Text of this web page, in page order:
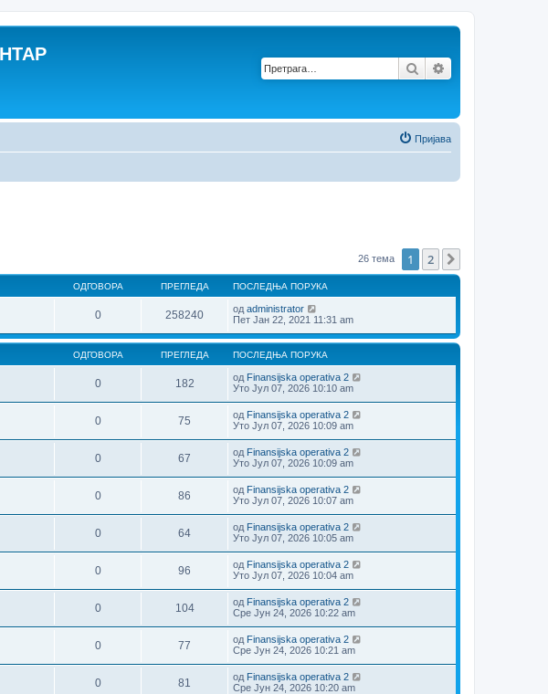
Претрага
Пријава
26 тема 1 2
ОДГОВОРА ПРЕГЛЕДА ПОСЛЕДЊА ПОРУКА
0 258240 од administrator
Пет Јан 22, 2021 11:31 am
ОДГОВОРА ПРЕГЛЕДА ПОСЛЕДЊА ПОРУКА
0 182 од Finansijska operativa 2
Уто Јул 07, 2026 10:10 am
0 75 од Finansijska operativa 2
Уто Јул 07, 2026 10:09 am
0 67 од Finansijska operativa 2
Уто Јул 07, 2026 10:09 am
0 86 од Finansijska operativa 2
Уто Јул 07, 2026 10:07 am
0 64 од Finansijska operativa 2
Уто Јул 07, 2026 10:05 am
0 96 од Finansijska operativa 2
Уто Јул 07, 2026 10:04 am
0 104 од Finansijska operativa 2
Сре Јун 24, 2026 10:22 am
0 77 од Finansijska operativa 2
Сре Јун 24, 2026 10:21 am
0 81 од Finansijska operativa 2
Сре Јун 24, 2026 10:20 am